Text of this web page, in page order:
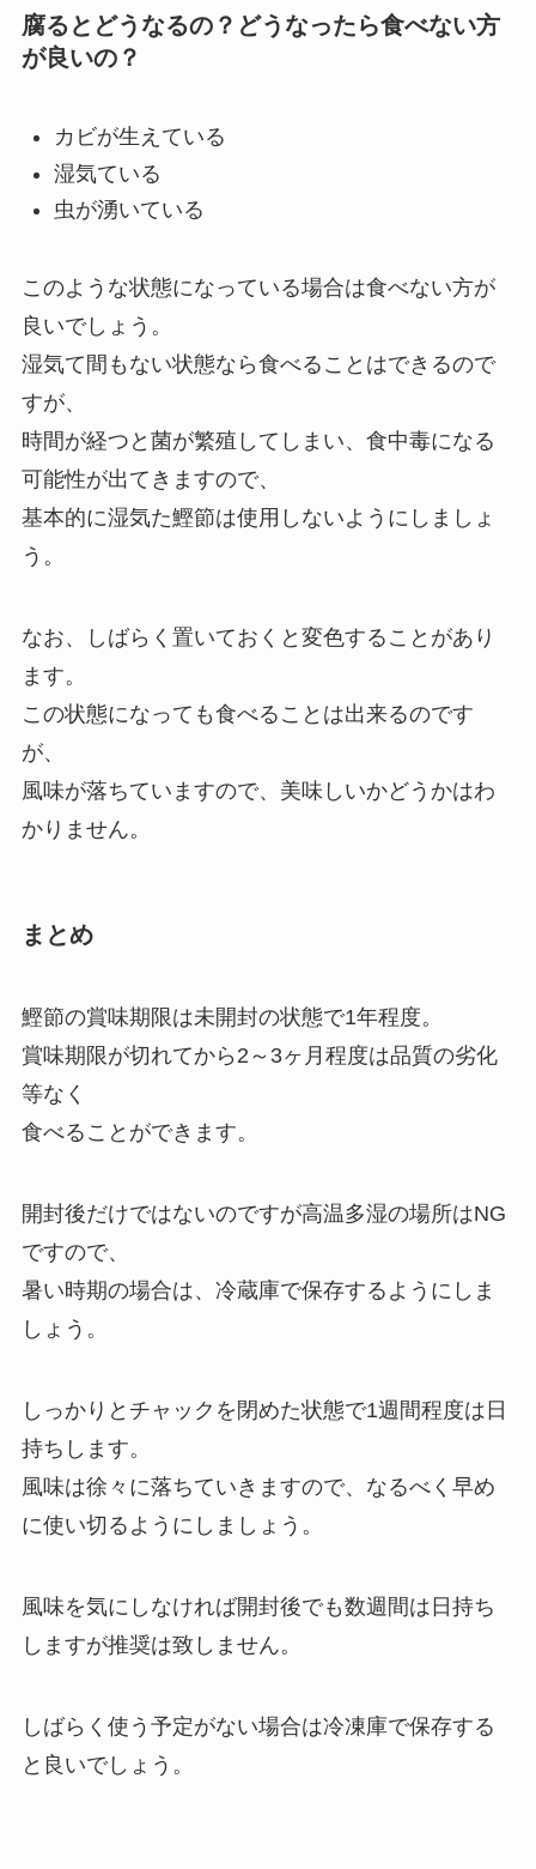
腐るとどうなるの？どうなったら食べない方
が良いの？
カビが生えている
湿気ている
虫が湧いている
このような状態になっている場合は食べない方が
良いでしょう。
湿気て間もない状態なら食べることはできるので
すが、
時間が経つと菌が繁殖してしまい、食中毒になる
可能性が出てきますので、
基本的に湿気た鰹節は使用しないようにしましょ
う。
なお、しばらく置いておくと変色することがあり
ます。
この状態になっても食べることは出来るのです
が、
風味が落ちていますので、美味しいかどうかはわ
かりません。
まとめ
鰹節の賞味期限は未開封の状態で1年程度。
賞味期限が切れてから2～3ヶ月程度は品質の劣化
等なく
食べることができます。
開封後だけではないのですが高温多湿の場所はNG
ですので、
暑い時期の場合は、冷蔵庫で保存するようにしま
しょう。
しっかりとチャックを閉めた状態で1週間程度は日
持ちします。
風味は徐々に落ちていきますので、なるべく早め
に使い切るようにしましょう。
風味を気にしなければ開封後でも数週間は日持ち
しますが推奨は致しません。
しばらく使う予定がない場合は冷凍庫で保存する
と良いでしょう。